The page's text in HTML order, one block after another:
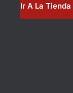
Ir A La Tienda